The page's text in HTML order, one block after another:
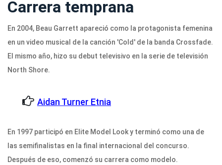
Carrera temprana
En 2004, Beau Garrett apareció como la protagonista femenina
en un video musical de la canción 'Cold' de la banda Crossfade.
El mismo año, hizo su debut televisivo en la serie de televisión
North Shore.
Aidan Turner Etnia
En 1997 participó en Elite Model Look y terminó como una de
las semifinalistas en la final internacional del concurso.
Después de eso, comenzó su carrera como modelo.